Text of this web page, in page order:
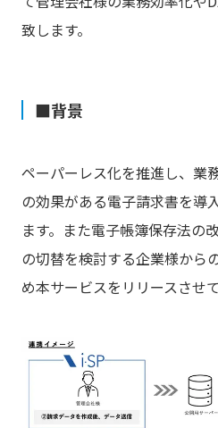
致します。
■背景
ペーパーレス化を推進し、業
の効果がある電子請求書を導
ます。また電子帳簿保存法の
の切替を検討する企業様から
め本サービスをリリースさせ